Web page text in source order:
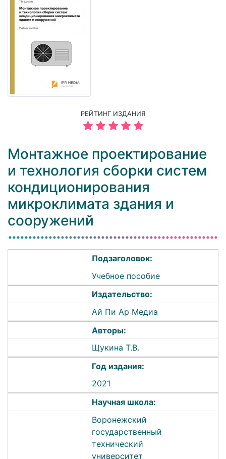
РЕЙТИНГ ИЗДАНИЯ
Монтажное проектирование
и технология сборки систем
кондиционирования
микроклимата здания и
сооружений
Подзаголовок:
Учебное пособие
Издательство:
Ай Пи Ар Медиа
Авторы:
Щукина Т.В.
Год издания:
2021
Научная школа:
Воронежский
государственный
технический
университет